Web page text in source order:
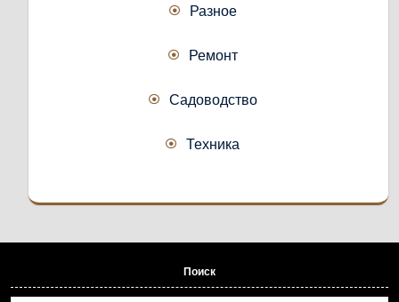
Разное
Ремонт
Садоводство
Техника
Поиск